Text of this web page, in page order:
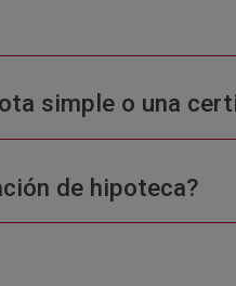
simple o una
de hipoteca?